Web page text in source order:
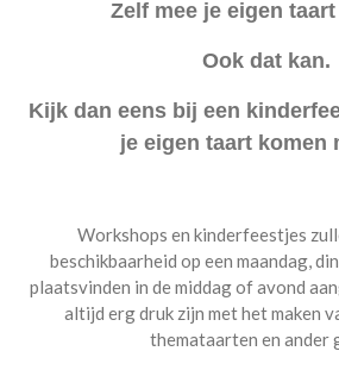
Zelf mee je eigen
Ook dat kan.
Kijk dan eens bij een
je eigen taart komen
Workshops en kinderfeestjes
beschikbaarheid op een maandag,
plaatsvinden in de middag of avond
altijd erg druk zijn met het maken
themataarten en ander